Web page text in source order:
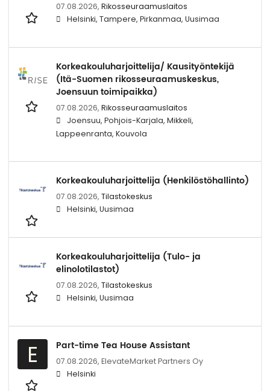
07.08.2026, Rikosseuraamuslaitos
Helsinki, Tampere, Pirkanmaa, Uusimaa
Korkeakouluharjoittelija/ Kausityöntekijä
(Itä-Suomen rikosseuraamuskeskus,
Joensuun toimipaikka)
07.08.2026, Rikosseuraamuslaitos
Joensuu, Pohjois-Karjala, Mikkeli,
Lappeenranta, Kouvola
Korkeakouluharjoittelija (Henkilöstöhallinto)
07.08.2026, Tilastokeskus
Helsinki, Uusimaa
Korkeakouluharjoittelija (Tulo- ja
elinolotilastot)
07.08.2026, Tilastokeskus
Helsinki, Uusimaa
E Part-time Tea House Assistant
07.08.2026, ElevateMarket Partners Oy
Helsinki